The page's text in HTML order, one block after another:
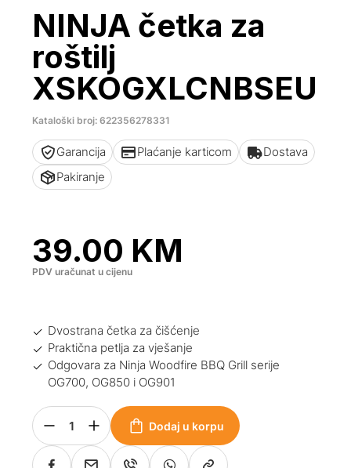
NINJA četka za
roštilj
XSKOGXLCNBSEU
Kataloški broj: 622356278331
Garancija Plaćanje karticom
Dostava
Pakiranje
39.00 KM
PDV uračunat u cijenu
Dvostrana četka za čišćenje
Praktična petlja za vješanje
Odgovara za Ninja Woodfire BBQ Grill serije
OG700, OG850 i OG901
Dodaj u korpu